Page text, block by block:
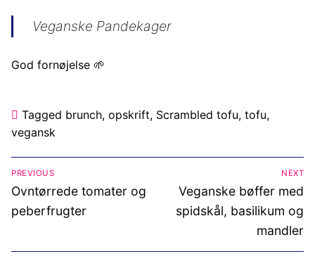
Veganske Pandekager
God fornøjelse 🌱
Tagged brunch, opskrift, Scrambled tofu, tofu,
vegansk
Indlægsnavigation
PREVIOUS
Previous
post:
Ovntørrede tomater og
peberfrugter
NEXT
Next
post:
Veganske bøffer med
spidskål, basilikum og
mandler